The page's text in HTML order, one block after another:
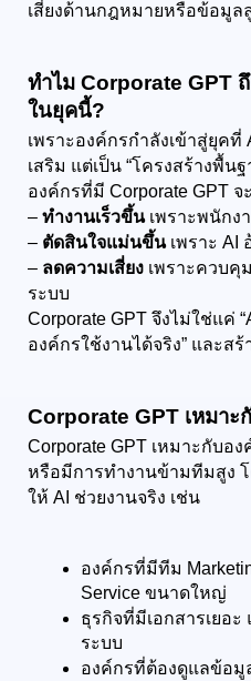
เสี่ยงด้านกฎหมายหรือข้อมูล
ทำไม Corporate GPT ถึ
ในยุคนี้?
เพราะองค์กรกำลังเข้าสู่ยุคที่
เสริม แต่เป็น “โครงสร้างพื้น
องค์กรที่มี Corporate GPT
– ทำงานเร็วขึ้น เพราะพนักง
– ตัดสินใจแม่นขึ้น เพราะ AI
– ลดความเสี่ยง เพราะควบคุ
ระบบ
Corporate GPT จึงไม่ใช่แค่
องค์กรใช้งานได้จริง” และสร้
Corporate GPT เหมาะ
Corporate GPT เหมาะกับ
หรือมีการทำงานข้ามทีมสูง
ให้ AI ช่วยงานจริง เช่น
องค์กรที่มีทีม
Service ขนาดใหญ่
ธุรกิจที่มีเอกสารเยอ
ระบบ
องค์กรที่ต้องดูแลข้อ